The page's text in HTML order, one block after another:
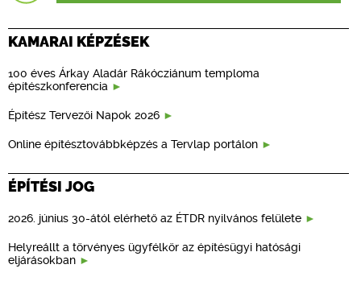
KAMARAI KÉPZÉSEK
100 éves Árkay Aladár Rákócziánum temploma
építészkonferencia
Építész Tervezői Napok 2026
Online építésztovábbképzés a Tervlap portálon
ÉPÍTÉSI JOG
2026. június 30-ától elérhető az ÉTDR nyilvános felülete
Helyreállt a törvényes ügyfélkör az építésügyi hatósági
eljárásokban